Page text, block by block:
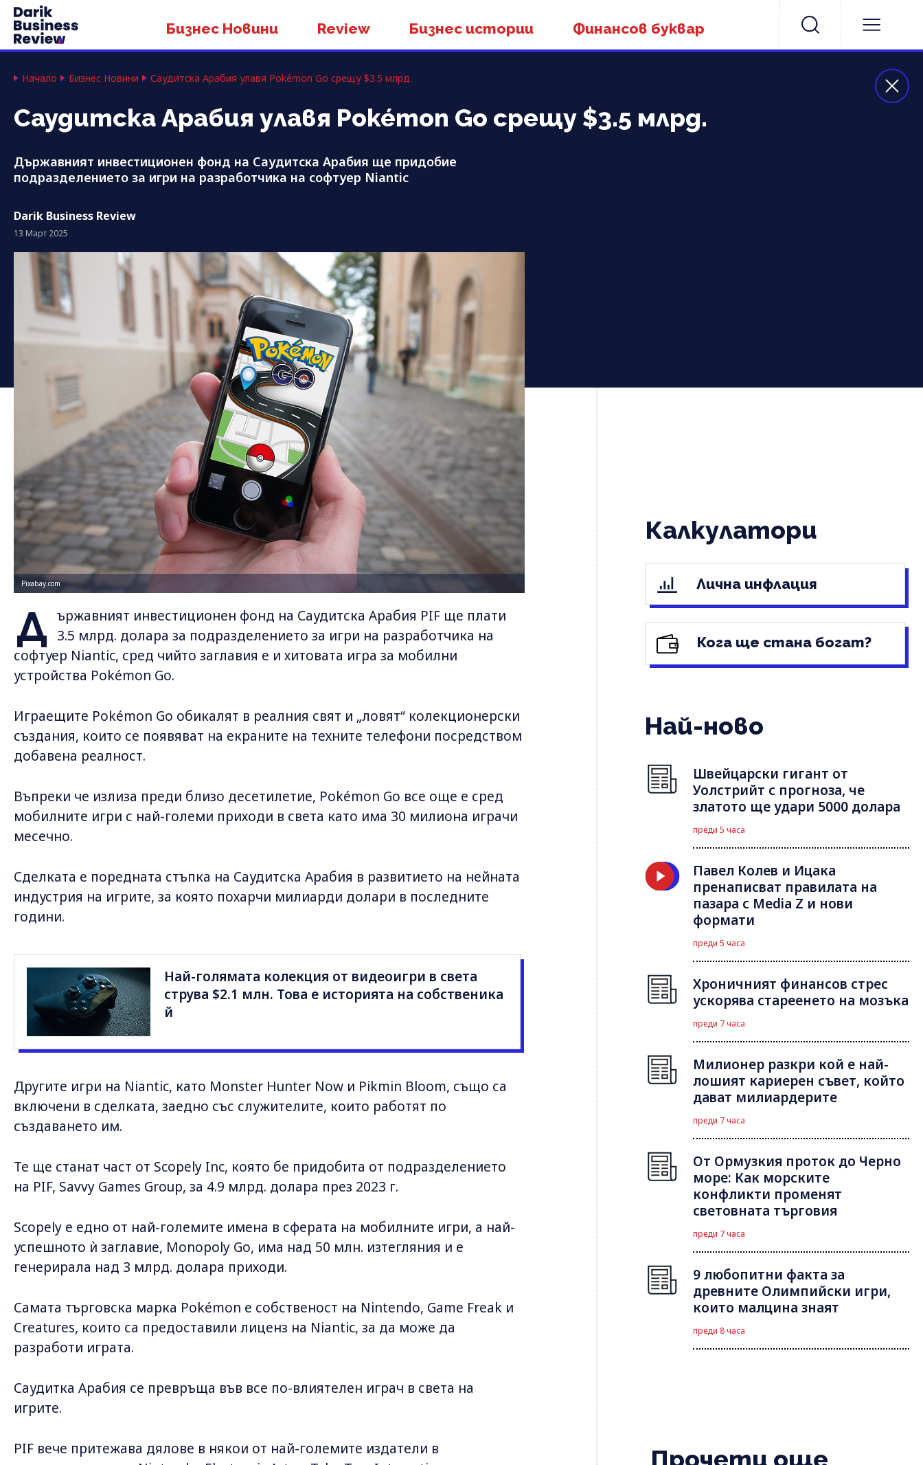
Бизнес Новини Review Бизнес истории Финансов буквар
Начало Бизнес Новини Саудитска Арабия улавя Pokémon Go срещу $3.5 млрд.
Саудитска Арабия улавя Pokémon Go срещу $3.5 млрд.
Държавният инвестиционен фонд на Саудитска Арабия ще придобие
подразделението за игри на разработчика на софтуер Niantic
Darik Business Review
13 Март 2025
Pixabay.com
Д ържавният инвестиционен фонд на Саудитска Арабия PIF ще плати
3.5 млрд. долара за подразделението за игри на разработчика на
софтуер Niantic, сред чийто заглавия е и хитовата игра за мобилни
устройства Pokémon Go.
Играещите Pokémon Go обикалят в реалния свят и „ловят“ колекционерски
създания, които се появяват на екраните на техните телефони посредством
добавена реалност.
Въпреки че излиза преди близо десетилетие, Pokémon Go все още е сред
мобилните игри с най-големи приходи в света като има 30 милиона играчи
месечно.
Сделката е поредната стъпка на Саудитска Арабия в развитието на нейната
индустрия на игрите, за която похарчи милиарди долари в последните
години.
Най-голямата колекция от видеоигри в света
струва $2.1 млн. Това е историята на собственика
й
Другите игри на Niantic, като Monster Hunter Now и Pikmin Bloom, също са
включени в сделката, заедно със служителите, които работят по
създаването им.
Те ще станат част от Scopely Inc, която бе придобита от подразделението
на PIF, Savvy Games Group, за 4.9 млрд. долара през 2023 г.
Scopely е едно от най-големите имена в сферата на мобилните игри, а най-
успешното ѝ заглавие, Monopoly Go, има над 50 млн. изтегляния и е
генерирала над 3 млрд. долара приходи.
Самата търговска марка Pokémon е собственост на Nintendo, Game Freak и
Creatures, които са предоставили лиценз на Niantic, за да може да
разработи играта.
Саудитка Арабия се превръща във все по-влиятелен играч в света на
игрите.
PIF вече притежава дялове в някои от най-големите издатели в
Калкулатори
Лична инфлация
Кога ще стана богат?
Най-ново
Швейцарски гигант от
Уолстрийт с прогноза, че
златото ще удари 5000 долара
преди 5 часа
Павел Колев и Ицака
пренаписват правилата на
пазара с Media Z и нови
формати
преди 5 часа
Хроничният финансов стрес
ускорява стареенето на мозъка
преди 7 часа
Милионер разкри кой е най-
лошият кариерен съвет, който
дават милиардерите
преди 7 часа
От Ормузкия проток до Черно
море: Как морските
конфликти променят
световната търговия
преди 7 часа
9 любопитни факта за
древните Олимпийски игри,
които малцина знаят
преди 8 часа
Прочети още